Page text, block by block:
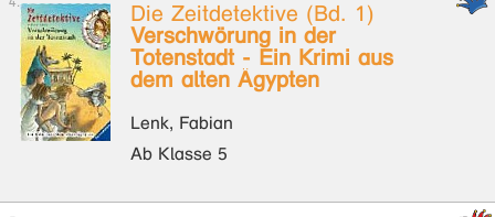
Die Zeitdetektive (Bd. 1)
Verschwörung in der
Totenstadt - Ein Krimi aus
dem alten Ägypten
Lenk, Fabian
Ab Klasse 5